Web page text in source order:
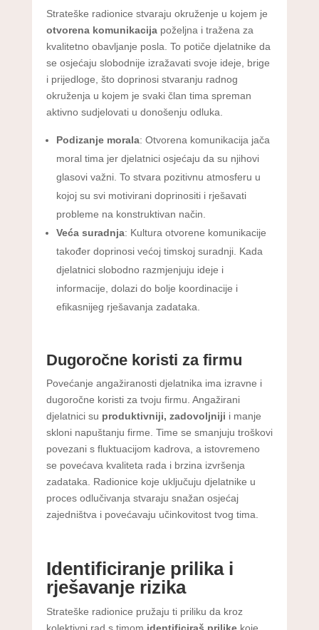
Strateške radionice stvaraju okruženje u kojem je
otvorena komunikacijapoželjna i tražena za
kvalitetno obavljanje posla. To potiče djelatnike da
se osjećaju slobodnije izražavati svoje ideje, brige
i prijedloge, što doprinosi stvaranju radnog
okruženja u kojem je svaki član tima spreman
aktivno sudjelovati u donošenju odluka.
Podizanje morala: Otvorena komunikacija jača
moral tima jer djelatnici osjećaju da su njihovi
glasovi važni. To stvara pozitivnu atmosferu u
kojoj su svi motivirani doprinositi i rješavati
probleme na konstruktivan način.
Veća suradnja: Kultura otvorene komunikacije
također doprinosi većoj timskoj suradnji. Kada
djelatnici slobodno razmjenjuju ideje i
informacije, dolazi do bolje koordinacije i
efikasnijeg rješavanja zadataka.
Dugoročne koristi za firmu
Povećanje angažiranosti djelatnika ima izravne i
dugoročne koristi za tvoju firmu. Angažirani
djelatnici su produktivniji, zadovoljniji i manje
skloni napuštanju firme. Time se smanjuju troškovi
povezani s fluktuacijom kadrova, a istovremeno
se povećava kvaliteta rada i brzina izvršenja
zadataka. Radionice koje uključuju djelatnike u
proces odlučivanja stvaraju snažan osjećaj
zajedništva i povećavaju učinkovitost tvog tima.
Identificiranje prilika i
rješavanje rizika
Strateške radionice pružaju ti priliku da kroz
kolektivni rad s timom identificiraš prilikekoje